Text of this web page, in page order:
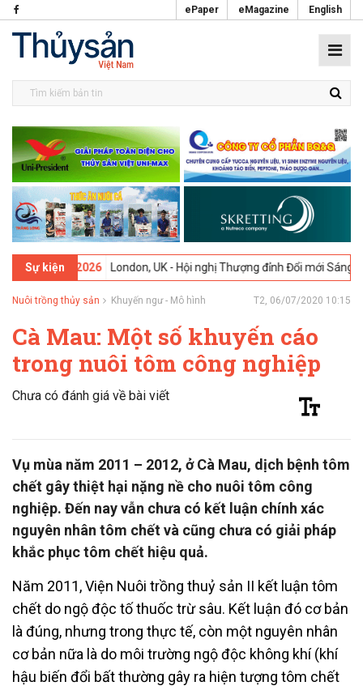
ePaper eMagazine English
Sự kiện
02-2026 London, UK - Hội nghị Thượng đỉnh Đổi mới Sáng tạo
Nuôi trồng thủy sản Khuyến ngư - Mô hình T2, 06/07/2020 10:15
Cà Mau: Một số khuyến cáo
trong nuôi tôm công nghiệp
Chưa có đánh giá về bài viết
Vụ mùa năm 2011 – 2012, ở Cà Mau, dịch bệnh tôm
chết gây thiệt hại nặng nề cho nuôi tôm công
nghiệp. Đến nay vẫn chưa có kết luận chính xác
nguyên nhân tôm chết và cũng chưa có giải pháp
khắc phục tôm chết hiệu quả.
Năm 2011, Viện Nuôi trồng thuỷ sản II kết luận tôm
chết do ngộ độc tố thuốc trừ sâu. Kết luận đó cơ bản
là đúng, nhưng trong thực tế, còn một nguyên nhân
cơ bản nữa là do môi trường ngộ độc không khí (khí
hậu biến đổi bất thường gây ra hiện tượng tôm chết